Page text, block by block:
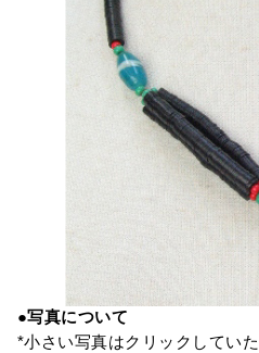
●写真について
*小さい写真はクリックしてい